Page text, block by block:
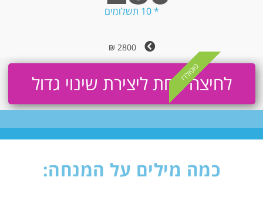
* 10 תשלומים
2800 ₪
פופולרי
לחיצה אחת ליצירת שינוי גדול
כמה מילים על המנחה: